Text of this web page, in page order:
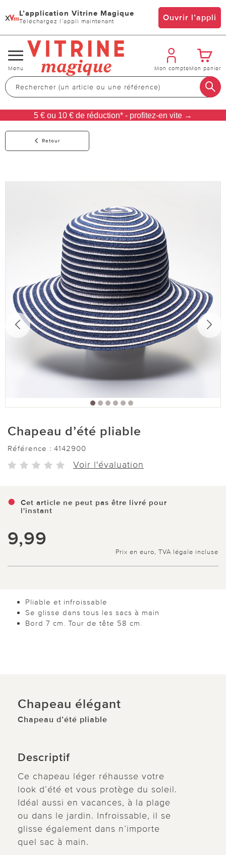
x L’application Vitrine Magique
Téléchargez l’appli maintenant Ouvrir l’appli
Changer
de
navigation
Menu Mon compteMon panier
5 € ou 10 € de réduction* - profitez-en vite →
Retour
Chapeau d’été pliable
Référence : 4142900
Voir l'évaluation
Cet article ne peut pas être livré pour
l'instant
9,99
Prix en euro, TVA légale incluse
Pliable et infroissable
Se glisse dans tous les sacs à main
Bord 7 cm. Tour de tête 58 cm.
Chapeau élégant
Chapeau d’été pliable
Descriptif
Ce chapeau léger réhausse votre
look d’été et vous protège du soleil.
Idéal aussi en vacances, à la plage
ou dans le jardin. Infroissable, il se
glisse également dans n’importe
quel sac à main.